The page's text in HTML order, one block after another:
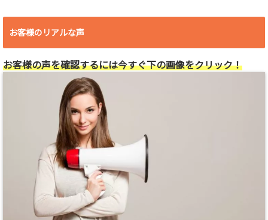
お客様のリアルな声
お客様の声を確認するには今すぐ下の画像をクリック！